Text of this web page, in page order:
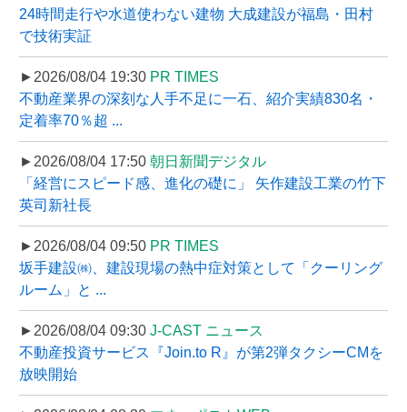
24時間走行や水道使わない建物 大成建設が福島・田村
で技術実証
►2026/08/04 19:30 PR TIMES
不動産業界の深刻な人手不足に一石、紹介実績830名・
定着率70％超 ...
►2026/08/04 17:50 朝日新聞デジタル
「経営にスピード感、進化の礎に」 矢作建設工業の竹下
英司新社長
►2026/08/04 09:50 PR TIMES
坂手建設㈱、建設現場の熱中症対策として「クーリング
ルーム」と ...
►2026/08/04 09:30 J-CAST ニュース
不動産投資サービス『Join.to R』が第2弾タクシーCMを
放映開始